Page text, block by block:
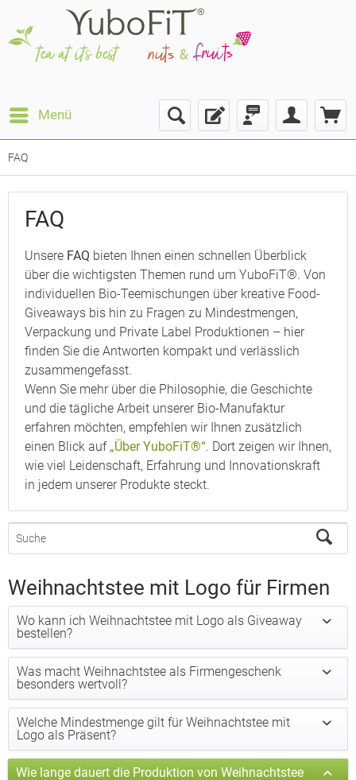
Menü
FAQ
FAQ
Unsere FAQ bieten Ihnen einen schnellen Überblick
über die wichtigsten Themen rund um YuboFiT®. Von
individuellen Bio-Teemischungen über kreative Food-
Giveaways bis hin zu Fragen zu Mindestmengen,
Verpackung und Private Label Produktionen – hier
finden Sie die Antworten kompakt und verlässlich
zusammengefasst.
Wenn Sie mehr über die Philosophie, die Geschichte
und die tägliche Arbeit unserer Bio-Manufaktur
erfahren möchten, empfehlen wir Ihnen zusätzlich
einen Blick auf „Über YuboFiT®“. Dort zeigen wir Ihnen,
wie viel Leidenschaft, Erfahrung und Innovationskraft
in jedem unserer Produkte steckt.
Weihnachtstee mit Logo für Firmen
Wo kann ich Weihnachtstee mit Logo als Giveaway
bestellen?
Was macht Weihnachtstee als Firmengeschenk
besonders wertvoll?
Welche Mindestmenge gilt für Weihnachtstee mit
Logo als Präsent?
Wie lange dauert die Produktion von Weihnachtstee